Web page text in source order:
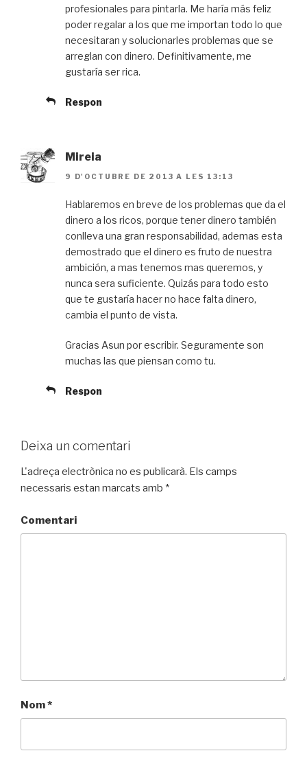
profesionales para pintarla. Me haría más feliz
poder regalar a los que me importan todo lo que
necesitaran y solucionarles problemas que se
arreglan con dinero. Definitivamente, me
gustaría ser rica.
Respon
Mireia
9 D'OCTUBRE DE 2013 A LES 13:13
Hablaremos en breve de los problemas que da el
dinero a los ricos, porque tener dinero también
conlleva una gran responsabilidad, ademas esta
demostrado que el dinero es fruto de nuestra
ambición, a mas tenemos mas queremos, y
nunca sera suficiente. Quizás para todo esto
que te gustaría hacer no hace falta dinero,
cambia el punto de vista.
Gracias Asun por escribir. Seguramente son
muchas las que piensan como tu.
Respon
Deixa un comentari
L'adreça electrònica no es publicarà. Els camps
necessaris estan marcats amb *
Comentari
Nom*